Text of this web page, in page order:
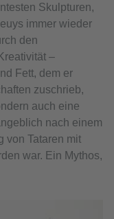
Skulpturen,
immer wieder
den
–
Fett, dem er
zuschrieb,
auch eine
nach einem
von Tataren mit
war. Ein Mythos,